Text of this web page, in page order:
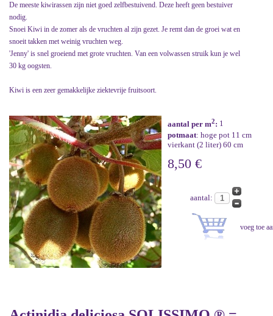
De meeste kiwirassen zijn niet goed zelfbestuivend. Deze heeft geen bestuiver
nodig.
Snoei Kiwi in de zomer als de vruchten al zijn gezet. Je remt dan de groei wat en
snoeit takken met weinig vruchten weg.
'Jenny' is snel groeiend met grote vruchten. Van een volwassen struik kun je wel
30 kg oogsten.
Kiwi is een zeer gemakkelijke ziektevrije fruitsoort.
aantal per m2: 1
potmaat: hoge pot 11 cm
vierkant (2 liter) 60 cm
8,50 €
aantal: